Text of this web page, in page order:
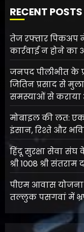
RECENT POSTS
तेज रफ्तार पिकअप
कार्रवाई न होने का
जनपद पीलीभीत के
जितिन प्रसाद से
समस्याओं से
मोबाइल की लत: एक
इंसान, रिश्ते और
हिंदू सुरक्षा सेवा संघ
श्री 1008 श्री
पीएम आवास
तल्लुक पसगवां में